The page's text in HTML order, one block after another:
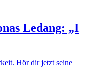
Ledang: „I
Hör dir jetzt seine